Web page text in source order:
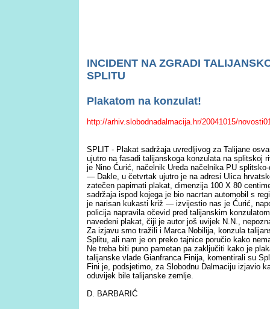
INCIDENT NA ZGRADI
SPLITU
Plakatom na konzulat!
http://arhiv.slobodnadalmacija.hr/20041015/
SPLIT - Plakat sadržaja uvredljivog za Talijane
ujutro na fasadi talijanskoga konzulata na splitskoj
je Nino Ćurić, načelnik Ureda načelnika PU
— Dakle, u četvrtak ujutro je na adresi Ulica
zatečen papirnati plakat, dimenzija 100 X 80
sadržaja ispod kojega je bio nacrtan automobil s
je narisan kukasti križ — izvijestio nas je Ćurić,
policija napravila očevid pred talijanskim
navedeni plakat, čiji je autor još uvijek N.N.,
Za izjavu smo tražili i Marca Nobilija, konzula
Splitu, ali nam je on preko tajnice poručio kako
Ne treba biti puno pametan pa zaključiti kako je
talijanske vlade Gianfranca Finija, komentirali su
Fini je, podsjetimo, za Slobodnu Dalmaciju izjavio
oduvijek bile talijanske zemlje.
D. BARBARIĆ